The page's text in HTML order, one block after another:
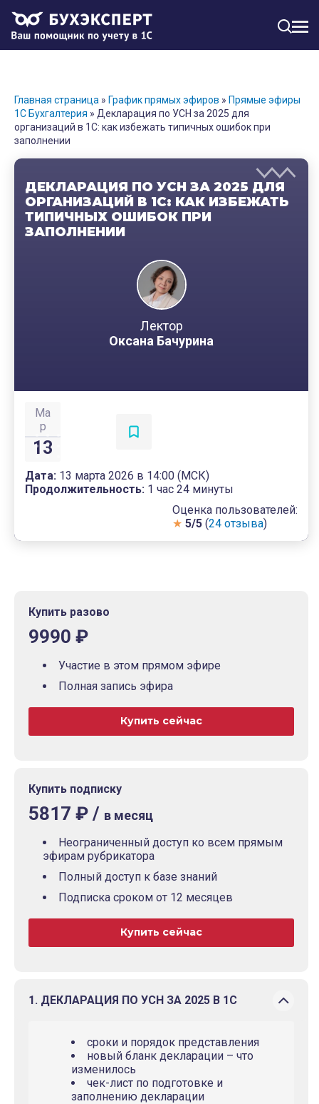
Главная страница » График прямых эфиров » Прямые эфиры
1С Бухгалтерия » Декларация по УСН за 2025 для
организаций в 1С: как избежать типичных ошибок при
заполнении
ДЕКЛАРАЦИЯ ПО УСН ЗА 2025 ДЛЯ
ОРГАНИЗАЦИЙ В 1С: КАК ИЗБЕЖАТЬ
ТИПИЧНЫХ ОШИБОК ПРИ
ЗАПОЛНЕНИИ
Лектор
Оксана Бачурина
Ма
р
13
Дата: 13 марта 2026 в 14:00 (МСК)
Продолжительность: 1 час 24 минуты
Оценка пользователей:
★ 5/5(24 отзыва)
1. ДЕКЛАРАЦИЯ ПО УСН ЗА 2025 В 1С
сроки и порядок представления
новый бланк декларации – что
изменилось
чек-лист по подготовке и
заполнению декларации
Купить разово
9990 ₽
Участие в этом прямом эфире
Полная запись эфира
Купить сейчас
Купить подписку
5817 ₽ / в месяц
Неограниченный доступ ко всем прямым
эфирам рубрикатора
Полный доступ к базе знаний
Подписка сроком от 12 месяцев
Купить сейчас